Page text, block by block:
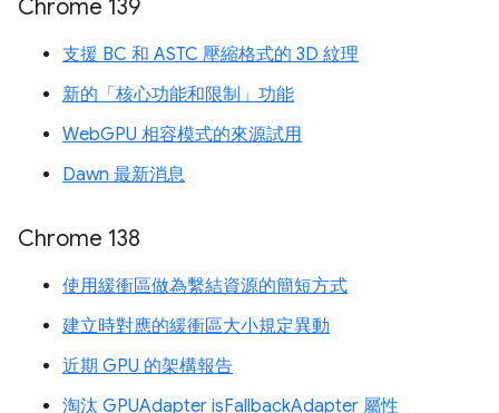
Chrome 139
支援 BC 和 ASTC 壓縮格式的 3D 紋理
新的「核心功能和限制」功能
WebGPU 相容模式的來源試用
Dawn 最新消息
Chrome 138
使用緩衝區做為繫結資源的簡短方式
建立時對應的緩衝區大小規定異動
近期 GPU 的架構報告
淘汰 GPUAdapter isFallbackAdapter 屬性